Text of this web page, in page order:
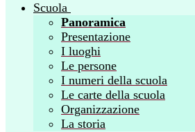
Scuola
Panoramica
Presentazione
I luoghi
Le persone
I numeri della scuola
Le carte della scuola
Organizzazione
La storia